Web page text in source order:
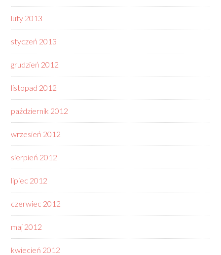
luty 2013
styczeń 2013
grudzień 2012
listopad 2012
październik 2012
wrzesień 2012
sierpień 2012
lipiec 2012
czerwiec 2012
maj 2012
kwiecień 2012